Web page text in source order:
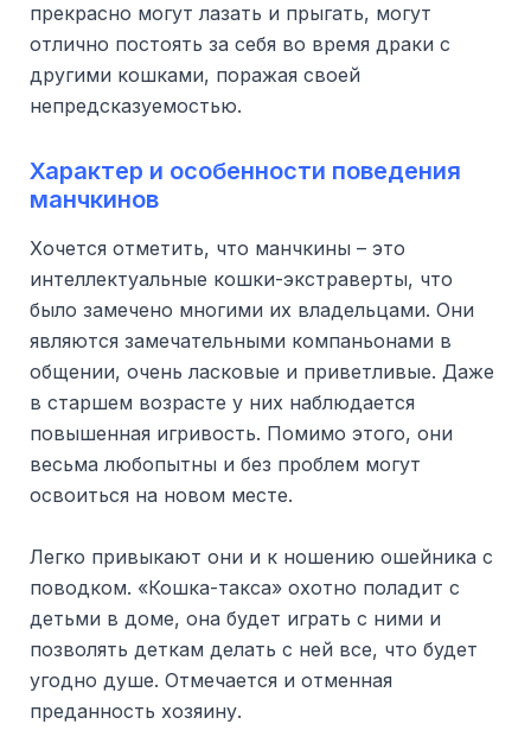
прекрасно могут лазать и прыгать, могут
отлично постоять за себя во время драки с
другими кошками, поражая своей
непредсказуемостью.
Характер и особенности поведения
манчкинов
Хочется отметить, что манчкины – это
интеллектуальные кошки-экстраверты, что
было замечено многими их владельцами. Они
являются замечательными компаньонами в
общении, очень ласковые и приветливые. Даже
в старшем возрасте у них наблюдается
повышенная игривость. Помимо этого, они
весьма любопытны и без проблем могут
освоиться на новом месте.
Легко привыкают они и к ношению ошейника с
поводком. «Кошка-такса» охотно поладит с
детьми в доме, она будет играть с ними и
позволять деткам делать с ней все, что будет
угодно душе. Отмечается и отменная
преданность хозяину.